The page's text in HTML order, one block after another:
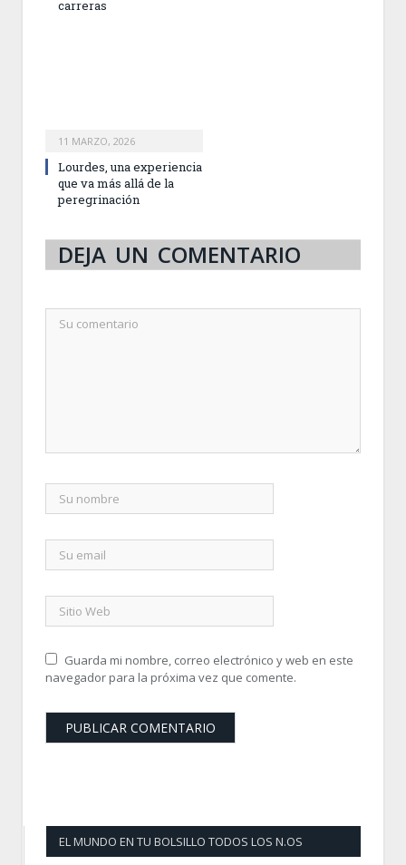
carreras
11 MARZO, 2026
Lourdes, una experiencia
que va más allá de la
peregrinación
DEJA UN COMENTARIO
Guarda mi nombre, correo electrónico y web en este
navegador para la próxima vez que comente.
EL MUNDO EN TU BOLSILLO TODOS LOS N.OS